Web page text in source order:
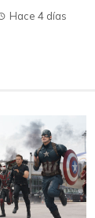
Hace 4 días